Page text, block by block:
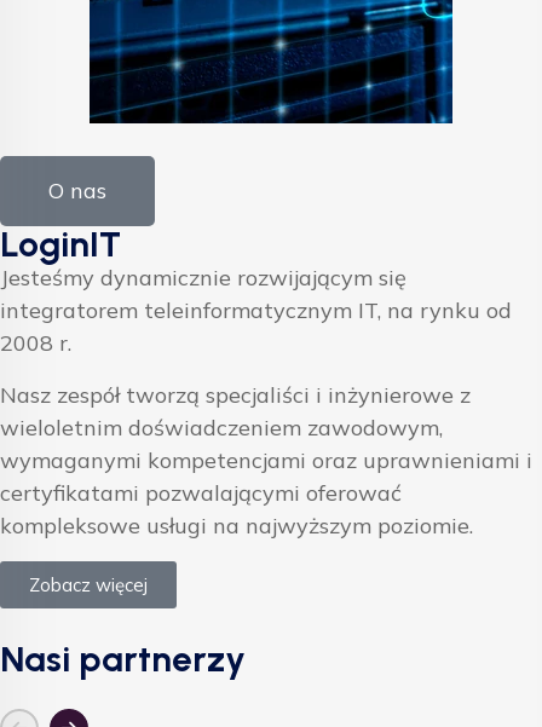
O nas
LoginIT
Jesteśmy dynamicznie rozwijającym się
integratorem teleinformatycznym IT, na rynku od
2008 r.
Nasz zespół tworzą specjaliści i inżynierowe z
wieloletnim doświadczeniem zawodowym,
wymaganymi kompetencjami oraz uprawnieniami i
certyfikatami pozwalającymi oferować
kompleksowe usługi na najwyższym poziomie.
Zobacz więcej
Nasi partnerzy